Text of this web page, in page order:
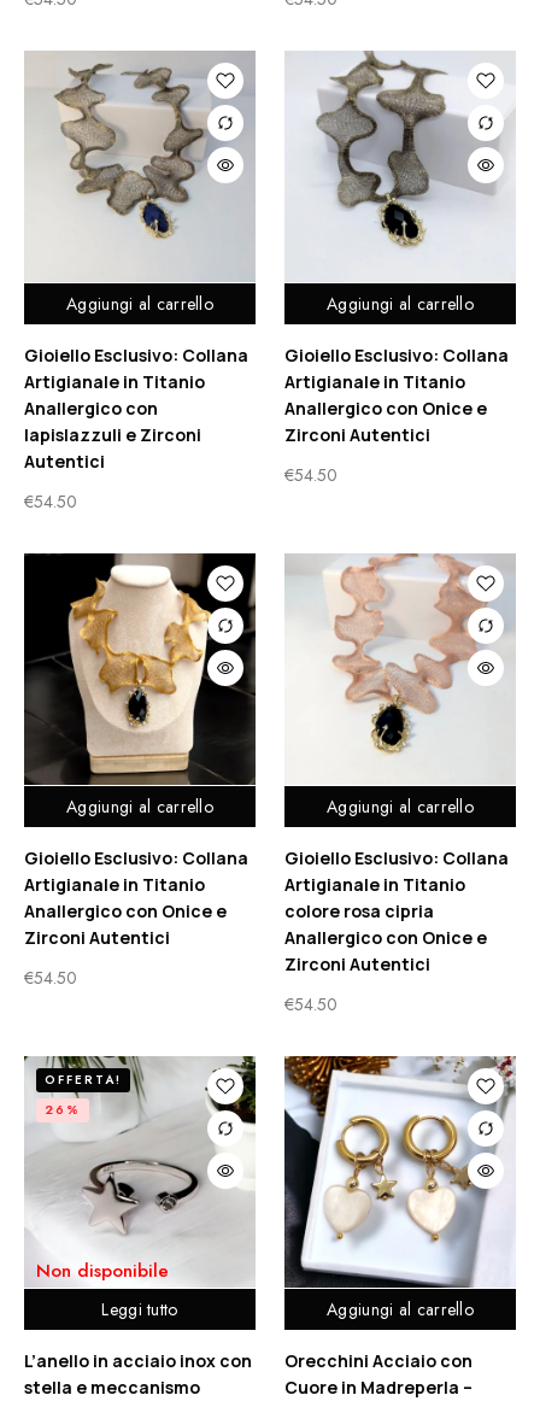
Aggiungi al carrello
Gioiello Esclusivo: Collana
Artigianale in Titanio
Anallergico con
lapislazzuli e Zirconi
Autentici
€54.50
Aggiungi al carrello
Gioiello Esclusivo: Collana
Artigianale in Titanio
Anallergico con Onice e
Zirconi Autentici
€54.50
Aggiungi al carrello
Gioiello Esclusivo: Collana
Artigianale in Titanio
Anallergico con Onice e
Zirconi Autentici
€54.50
Aggiungi al carrello
Gioiello Esclusivo: Collana
Artigianale in Titanio
colore rosa cipria
Anallergico con Onice e
Zirconi Autentici
€54.50
Leggi tutto
Non disponibile
OFFERTA!
26%
L’anello in acciaio inox con
stella e meccanismo
Aggiungi al carrello
Orecchini Acciaio con
Cuore in Madreperla –